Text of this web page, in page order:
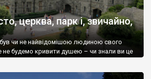
церква, парк і, звичайно,
чи не найвідомішою людиною свого
не будемо кривити душею – чи знали ви це